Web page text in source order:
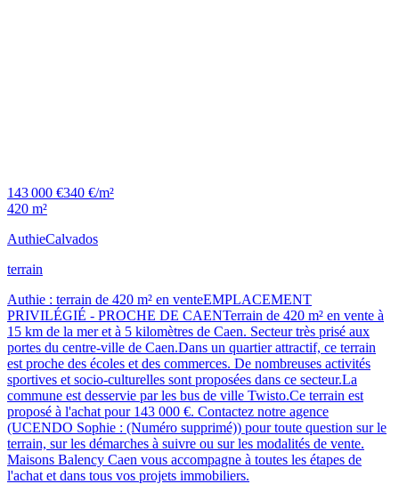
143 000 €340 €/m²
420 m²
AuthieCalvados
terrain
Authie : terrain de 420 m² en venteEMPLACEMENT
PRIVILÉGIÉ - PROCHE DE CAENTerrain de 420 m² en vente à
15 km de la mer et à 5 kilomètres de Caen. Secteur très prisé aux
portes du centre-ville de Caen.Dans un quartier attractif, ce terrain
est proche des écoles et des commerces. De nombreuses activités
sportives et socio-culturelles sont proposées dans ce secteur.La
commune est desservie par les bus de ville Twisto.Ce terrain est
proposé à l'achat pour 143 000 €. Contactez notre agence
(UCENDO Sophie : (Numéro supprimé)) pour toute question sur le
terrain, sur les démarches à suivre ou sur les modalités de vente.
Maisons Balency Caen vous accompagne à toutes les étapes de
l'achat et dans tous vos projets immobiliers.